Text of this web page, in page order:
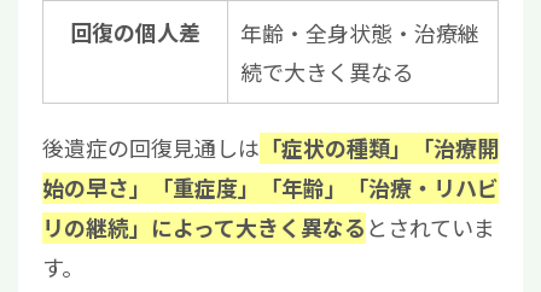
回復の個人差
年齢・全身状態・治療継
続で大きく異なる
後遺症の回復見通しは 「症状の種類」「治療開
始の早さ」「重症度」「年齢」「治療・リハビ
リの継続」によって大きく異なるとされていま
す。